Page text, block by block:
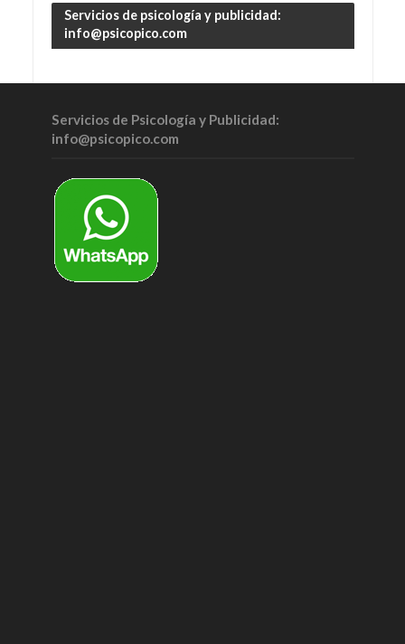
Servicios de psicología y publicidad:
info@psicopico.com
Servicios de Psicología y Publicidad:
info@psicopico.com